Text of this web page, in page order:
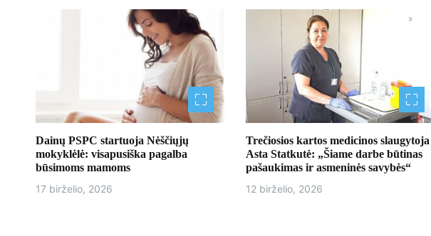
j
a
t
a
Dainų PSPC startuoja Nėščiųjų
mokyklėlė: visapusiška pagalba
būsimoms mamoms
17 birželio, 2026
Trečiosios kartos medicinos slaugytoja
Asta Statkutė: „Šiame darbe būtinas
pašaukimas ir asmeninės savybės“
12 birželio, 2026